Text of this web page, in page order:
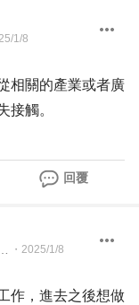
1/8
相關的產業或者廣
接觸。
回覆
・ 2025/1/8
作，進去之後想做